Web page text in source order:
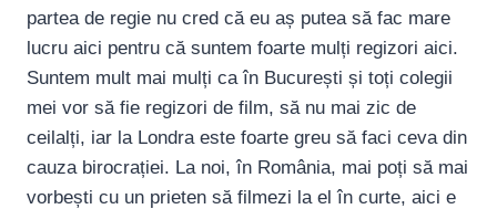
partea de regie nu cred că eu aș putea să fac mare
lucru aici pentru că suntem foarte mulți regizori aici.
Suntem mult mai mulți ca în București și toți colegii
mei vor să fie regizori de film, să nu mai zic de
ceilalți, iar la Londra este foarte greu să faci ceva din
cauza birocrației. La noi, în România, mai poți să mai
vorbești cu un prieten să filmezi la el în curte, aici e